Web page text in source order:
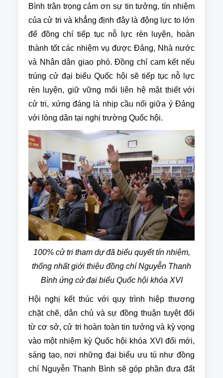
Bình trân trọng cảm ơn sự tin tưởng, tín nhiệm
của cử tri và khẳng định đây là động lực to lớn
để đồng chí tiếp tục nỗ lực rèn luyện, hoàn
thành tốt các nhiệm vụ được Đảng, Nhà nước
và Nhân dân giao phó. Đồng chí cam kết nếu
trúng cử đại biểu Quốc hội sẽ tiếp tục nỗ lực
rèn luyện, giữ vững mối liên hệ mật thiết với
cử tri, xứng đáng là nhịp cầu nối giữa ý Đảng
với lòng dân tại nghị trường Quốc hội.
100% cử tri tham dự đã biểu quyết tín nhiệm,
thống nhất giới thiệu đồng chí Nguyễn Thanh
Bình ứng cử đại biểu Quốc hội khóa XVI
Hội nghị kết thúc với quy trình hiệp thương
chặt chẽ, dân chủ và sự đồng thuận tuyệt đối
từ cơ sở, cử tri hoàn toàn tin tưởng và kỳ vọng
vào một nhiệm kỳ Quốc hội khóa XVI đổi mới,
sáng tạo, nơi những đại biểu ưu tú như đồng
chí Nguyễn Thanh Bình sẽ góp phần đưa đất